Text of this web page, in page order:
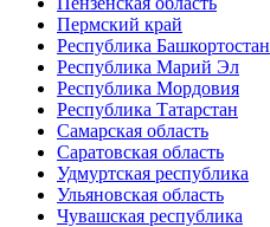
Пермский край
Республика Башкортостан
Республика Марий Эл
Республика Мордовия
Республика Татарстан
Самарская область
Саратовская область
Удмуртская республика
Ульяновская область
Чувашская республика